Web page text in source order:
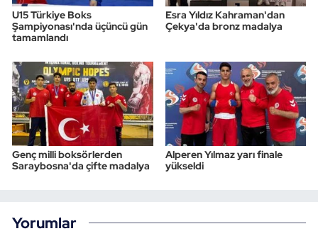
U15 Türkiye Boks
Şampiyonası'nda üçüncü gün
tamamlandı
Esra Yıldız Kahraman'dan
Çekya'da bronz madalya
Genç milli boksörlerden
Saraybosna'da çifte madalya
Alperen Yılmaz yarı finale
yükseldi
Yorumlar